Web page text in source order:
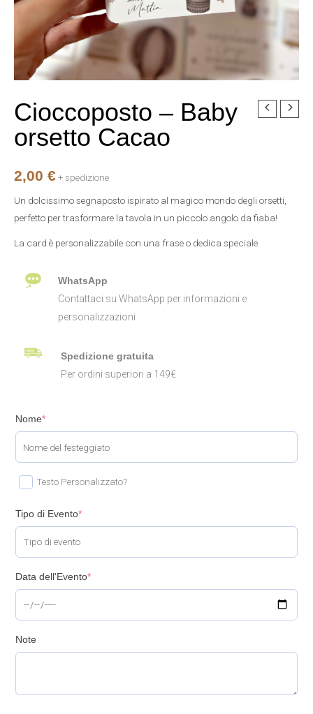
Cioccoposto – Baby
orsetto Cacao
2,00 €+ spedizione
Un dolcissimo segnaposto ispirato al magico mondo degli orsetti,
perfetto per trasformare la tavola in un piccolo angolo da fiaba!
La card è personalizzabile con una frase o dedica speciale.
WhatsApp
Contattaci su WhatsApp per informazioni e
personalizzazioni
Spedizione gratuita
Per ordini superiori a 149€
Nome*
Testo Personalizzato?
Tipo di Evento*
Data dell'Evento*
Note
Cioccoposto
Baby
Cacao
quantità